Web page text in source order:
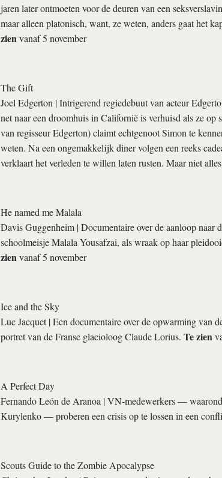
jaren later ontmoeten voor de deuren van een
maar alleen platonisch, want, ze weten, anders gaat het
zien vanaf 5 november
The Gift
Joel Edgerton | Intrigerend regiedebuut van acteur
net naar een droomhuis in Californië is verhuisd als ze op
van regisseur Edgerton) claimt echtgenoot Simon te
weten. Na een ongemakkelijk diner volgen een reeks
verklaart het verleden te willen laten rusten. Maar niet
He named me Malala
Davis Guggenheim| Documentaire over de aanloop naar
schoolmeisje Malala Yousafzai, als wraak op haar
zien vanaf 5 november
Ice and the Sky
Luc Jacquet| Een documentaire over de opwarming van
portret van de Franse glacioloog Claude Lorius. Te zien
A Perfect Day
Fernando León de Aranoa | VN-medewerkers —
Kurylenko — proberen een crisis op te lossen in een
Scouts Guide to the Zombie Apocalypse